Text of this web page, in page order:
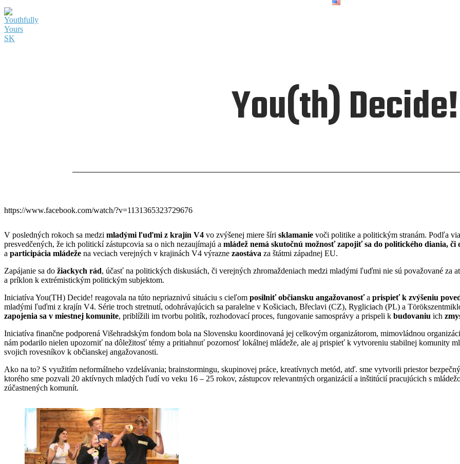
You(th) Decide!
https://www.facebook.com/watch/?v=1131365323729676
V posledných rokoch sa medzi mladými ľuďmi z krajín V4 vo zvýšenej miere šíri sklamanie voči politike a politickým stranám. Podľa
presvedčených, že ich politickí zástupcovia sa o nich nezaujímajú a mládež nemá skutočnú možnosť zapojiť sa do politického diania,
a participácia mládeže na veciach verejných v krajinách V4 výrazne zaostáva za štátmi západnej EU.
Zapájanie sa do žiackych rád, účasť na politických diskusiách, či verejných zhromaždeniach medzi mladými ľuďmi nie sú považované za
a príklon k extrémistickým politickým subjektom.
Iniciatíva You(TH) Decide! reagovala na túto nepriaznivú situáciu s cieľom posilniť občiansku angažovanosťa prispieť k zvýšeniu
mladými ľuďmi z krajín V4. Série troch stretnutí, odohrávajúcich sa paralelne v Košiciach, Břeclavi (CZ), Rygliciach (PL) a
zapojenia sa v miestnej komunite, priblížili im tvorbu politík, rozhodovací proces, fungovanie samosprávy a prispeli k budovaniu ich
Iniciatíva finančne podporená Višehradským fondom bola na Slovensku koordinovaná jej celkovým organizátorom, mimovládnou
nám podarilo nielen upozorniť na dôležitosť témy a pritiahnuť pozornosť lokálnej mládeže, ale aj prispieť k vytvoreniu stabilnej komunity
svojich rovesníkov k občianskej angažovanosti.
Ako na to? S využitím neformálneho vzdelávania; brainstormingu, skupinovej práce, kreatívnych metód, atď. sme vytvorili priestor
ktorého sme pozvali 20 aktívnych mladých ľudí vo veku 16 – 25 rokov, zástupcov relevantných organizácií a inštitúcií pracujúcich s
zúčastnených komunít.